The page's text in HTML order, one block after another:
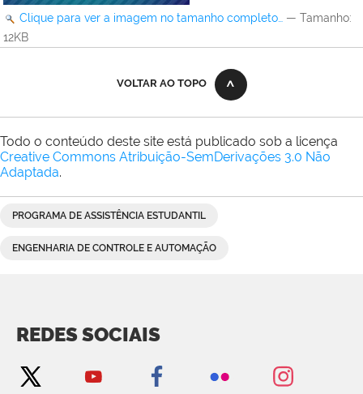
Clique para ver a imagem no tamanho completo… — Tamanho:
12KB
VOLTAR AO TOPO
Todo o conteúdo deste site está publicado sob a licença
Creative Commons Atribuição-SemDerivações 3.0 Não
Adaptada.
PROGRAMA DE ASSISTÊNCIA ESTUDANTIL
ENGENHARIA DE CONTROLE E AUTOMAÇÃO
REDES SOCIAIS